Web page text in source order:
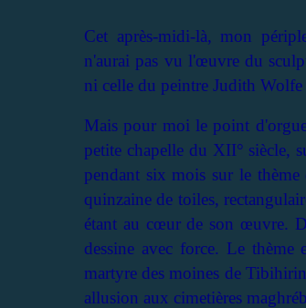
Cet après-midi-là, mon
n'aurai pas vu l'œuvre du
ni celle du peintre Judith Wolfe
Mais pour moi le point
petite chapelle du XII° siècle,
pendant six mois sur le
quinzaine de toiles,
étant au cœur de son œuvre.
dessine avec force. Le thème
martyre des moines de
allusion aux cimetières